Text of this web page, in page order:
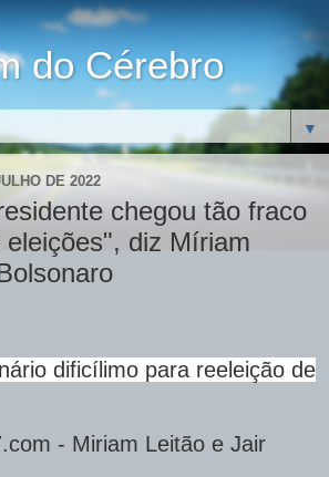
do Cérebro
▼
DE 2022
chegou tão fraco
diz Míriam
dificílimo para reeleição de